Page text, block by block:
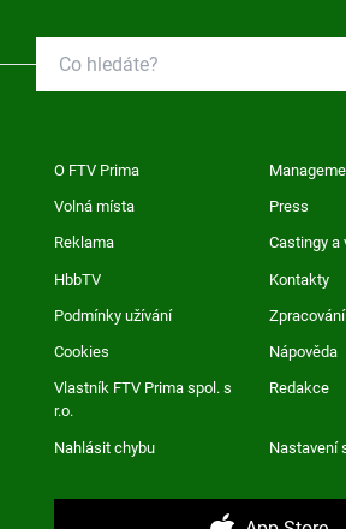
O FTV Prima
Volná místa Press
Reklama Castingy a
HbbTV Kontakty
Podmínky užívání
Cookies Nápověda
Vlastník FTV Prima spol. s
r.o.
Redakce
Nahlásit chybu Nastavení